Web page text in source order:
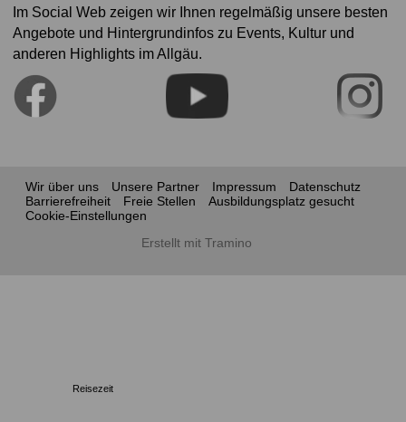
Im Social Web zeigen wir Ihnen regelmäßig unsere besten
Angebote und Hintergrundinfos zu Events, Kultur und
anderen Highlights im Allgäu.
Wir über uns Unsere Partner Impressum
Datenschutz
Barrierefreiheit
Freie Stellen
Ausbildungsplatz gesucht
Cookie-Einstellungen
Erstellt mit Tramino
Reisezeit